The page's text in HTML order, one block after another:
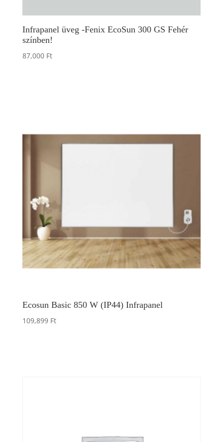
Infrapanel üveg -Fenix EcoSun 300 GS Fehér
színben!
87,000 Ft
Ecosun Basic 850 W (IP44) Infrapanel
109,899 Ft